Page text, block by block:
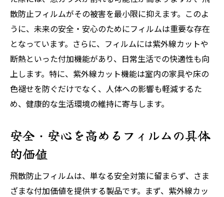
散防止フィルムがその被害を最小限に抑えます。このよ
うに、未来の安全・安心のためにフィルムは重要な存在
となっています。さらに、フィルムには紫外線カットや
断熱といった付加機能があり、日常生活での快適性も向
上します。特に、紫外線カット機能は室内の家具や床の
色褪せを防ぐだけでなく、人体への影響も軽減するた
め、健康的な生活環境の維持に寄与します。
安全・安心を高めるフィルムの具体
的価値
飛散防止フィルムは、単なる安全対策に留まらず、さま
ざまな付加価値を提供する製品です。まず、紫外線カッ